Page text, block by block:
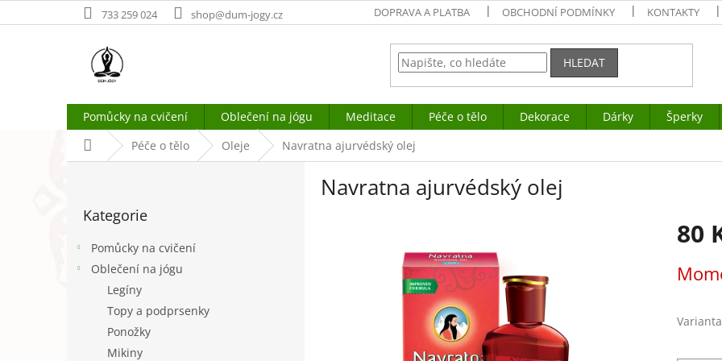
na
733 259 024 shop@dum-jogy.cz DOPRAVA A PLATBA OBCHODNÍ PODMÍNKY KONTAKTY
HLEDAT
Pomůcky na cvičení Oblečení na jógu Meditace Péče o tělo Dekorace Dárky Šperky
Domů Péče o tělo Oleje Navratna ajurvédský olej
kategorie
Kategorie
Pomůcky na cvičení
Oblečení na jógu
Legíny
Topy a podprsenky
Ponožky
Mikiny
Navratna ajurvédský olej
80
cena:
Varianta